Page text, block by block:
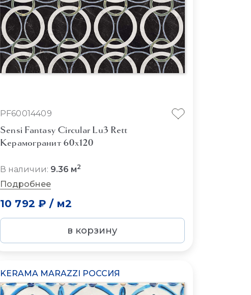
PF60014409
Sensi Fantasy Circular Lu3 Rett
Керамогранит 60x120
В наличии: 9.36 м2
Подробнее
10 792 ₽ / м2
в корзину
KERAMA MARAZZI РОССИЯ